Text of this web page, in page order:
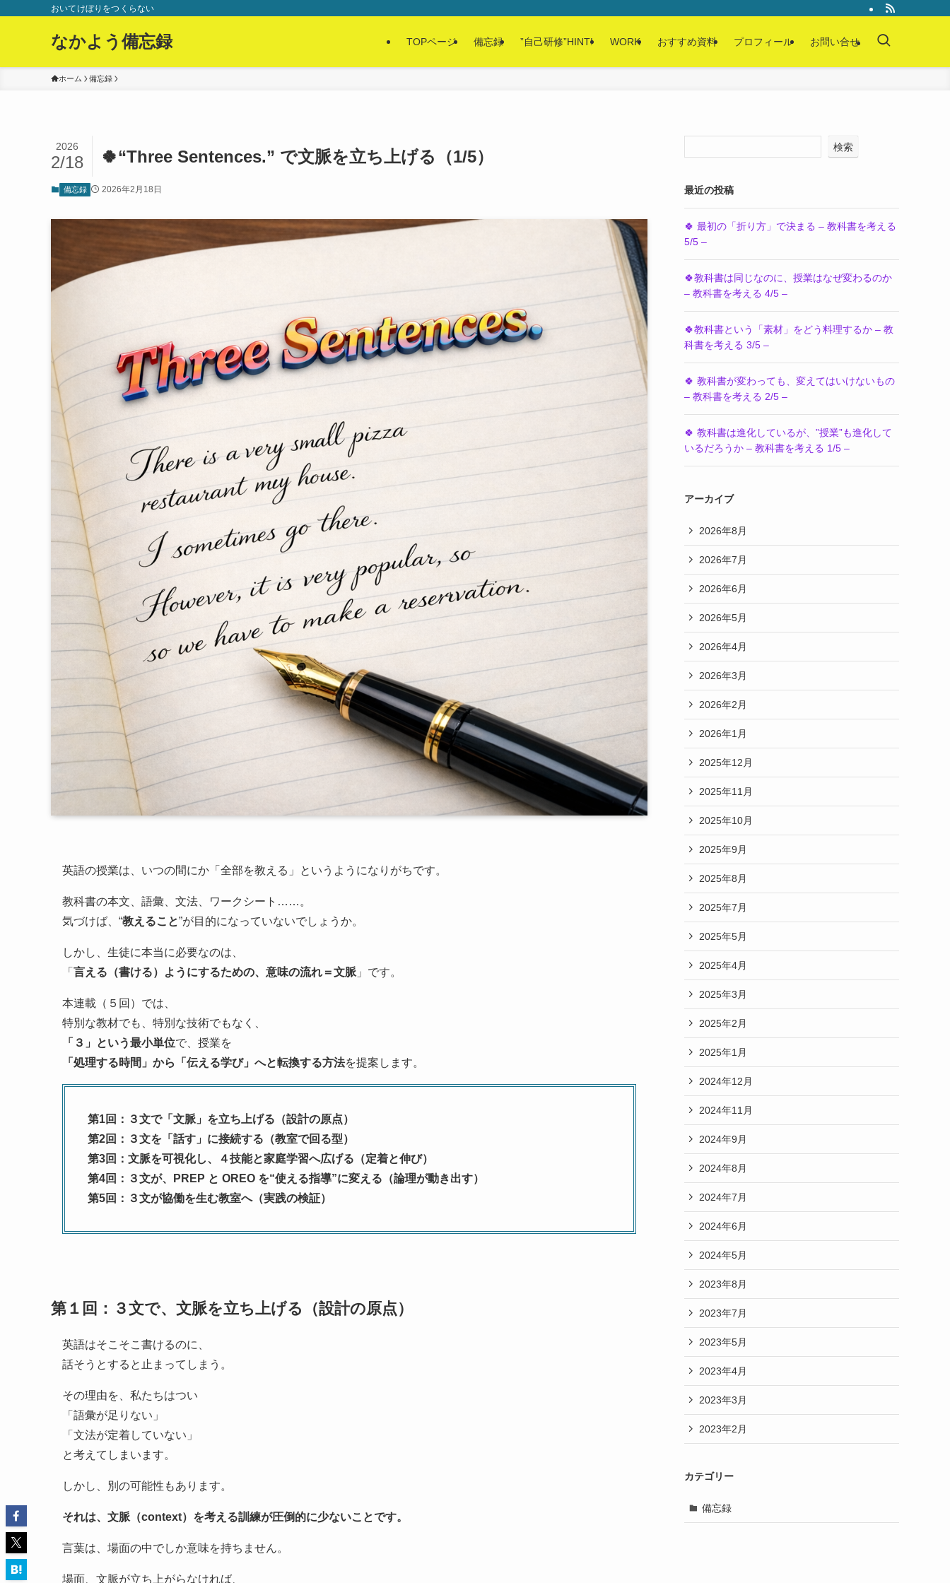
おいてけぼりをつくらない
なかよう備忘録 TOPページ 備忘録 ”自己研修”HINT! WORK おすすめ資料 プロフィール お問い合せ
ホーム 備忘録
🍀“Three Sentences.” で文脈を立ち上げる（1/5）
2026
2/18
備忘録 2026年2月18日
英語の授業は、いつの間にか「全部を教える」というようになりがちです。
教科書の本文、語彙、文法、ワークシート……。
気づけば、“教えること”が目的になっていないでしょうか。
しかし、生徒に本当に必要なのは、
「 言える（書ける）ようにするための、意味の流れ＝文脈 」です。
本連載（５回）では、
特別な教材でも、特別な技術でもなく、
「３」という最小単位で、授業を
「処理する時間」から「伝える学び」へと転換する方法を提案します。
第1回：３文で「文脈」を立ち上げる（設計の原点）
第2回：３文を「話す」に接続する（教室で回る型）
第3回：文脈を可視化し、４技能と家庭学習へ広げる（定着と伸び）
第4回：３文が、PREP と OREO を“使える指導”に変える（論理が動き出す）
第5回：３文が協働を生む教室へ（実践の検証）
第１回： ３文で、文脈を立ち上げる（設計の原点）
英語はそこそこ書けるのに、
話そうとすると止まってしまう。
その理由を、私たちはつい
「語彙が足りない」
「文法が定着していない」
と考えてしまいます。
しかし、別の可能性もあります。
それは、文脈（context）を考える訓練が圧倒的に少ないことです。
言葉は、場面の中でしか意味を持ちません。
場面、文脈が立ち上がらなければ、
検索
最近の投稿
🍀 最初の「折り方」で決まる – 教科書を考える
5/5 –
🍀教科書は同じなのに、授業はなぜ変わるのか
– 教科書を考える 4/5 –
🍀教科書という「素材」をどう料理するか – 教
科書を考える 3/5 –
🍀 教科書が変わっても、変えてはいけないもの
– 教科書を考える 2/5 –
🍀 教科書は進化しているが、”授業”も進化して
いるだろうか – 教科書を考える 1/5 –
アーカイブ
2026年8月
2026年7月
2026年6月
2026年5月
2026年4月
2026年3月
2026年2月
2026年1月
2025年12月
2025年11月
2025年10月
2025年9月
2025年8月
2025年7月
2025年5月
2025年4月
2025年3月
2025年2月
2025年1月
2024年12月
2024年11月
2024年9月
2024年8月
2024年7月
2024年6月
2024年5月
2023年8月
2023年7月
2023年5月
2023年4月
2023年3月
2023年2月
カテゴリー
備忘録